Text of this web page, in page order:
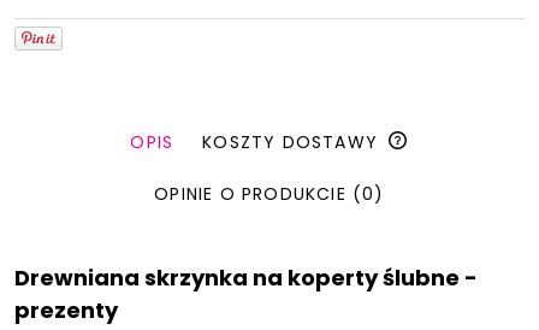
OPIS KOSZTY DOSTAWY
OPINIE O PRODUKCIE (0)
Drewniana skrzynka na koperty ślubne -
prezenty